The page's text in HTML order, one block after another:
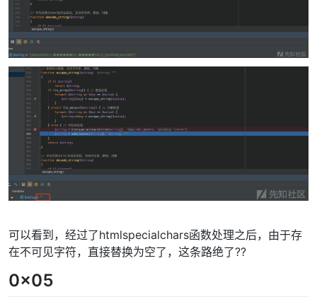
可以看到，经过了htmlspecialchars函数处理之后，由于存
在不可见字符，直接替换为空了，这条路绝了??
0x05